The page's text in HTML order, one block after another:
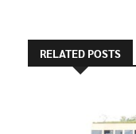
RELATED POSTS